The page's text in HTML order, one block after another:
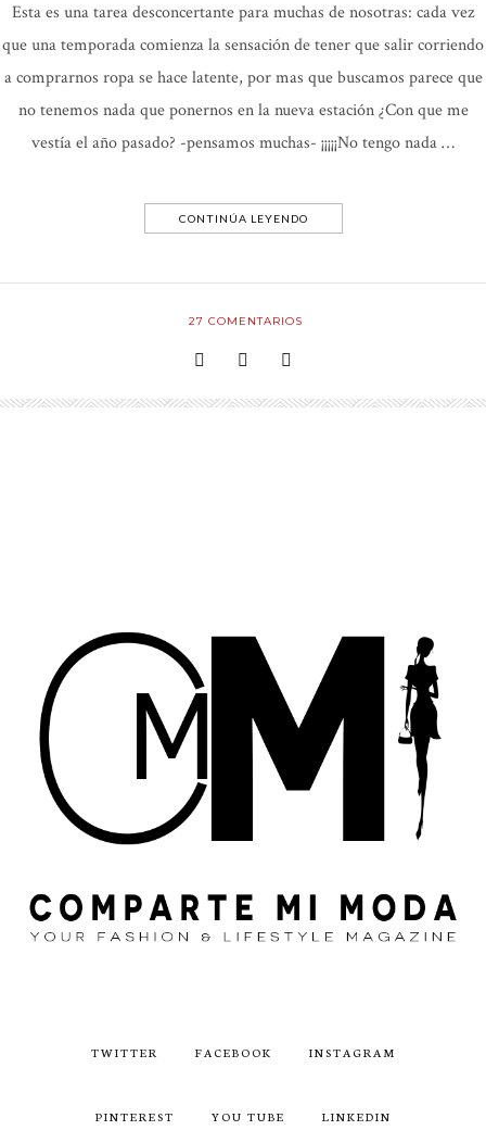
Esta es una tarea desconcertante para muchas de nosotras: cada vez
que una temporada comienza la sensación de tener que salir corriendo
a comprarnos ropa se hace latente, por mas que buscamos parece que
no tenemos nada que ponernos en la nueva estación ¿Con que me
vestía el año pasado? -pensamos muchas- ¡¡¡¡¡No tengo nada …
CONTINÚA LEYENDO
27 COMENTARIOS
TWITTER FACEBOOK INSTAGRAM
PINTEREST YOU TUBE LINKEDIN